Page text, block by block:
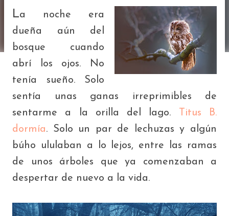
La noche era
dueña aún del
bosque cuando
abrí los ojos. No
tenía sueño. Solo
sentía unas ganas irreprimibles de
sentarme a la orilla del lago.
Titus B.
dormía. Solo un par de lechuzas y algún
búho ululaban a lo lejos, entre las ramas
de unos árboles que ya comenzaban a
despertar de nuevo a la vida.